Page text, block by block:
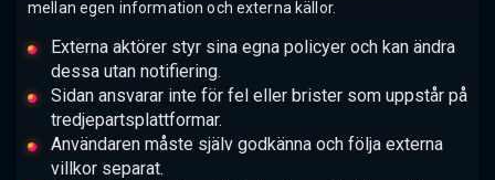
mellan egen information och externa källor.
Externa aktörer styr sina egna policyer och kan ändra
dessa utan notifiering.
Sidan ansvarar inte för fel eller brister som uppstår på
tredjepartsplattformar.
Användaren måste själv godkänna och följa externa
villkor separat.